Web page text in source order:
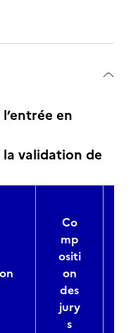
en
la validation de
Co
mp
ositi
on
des
jury
s